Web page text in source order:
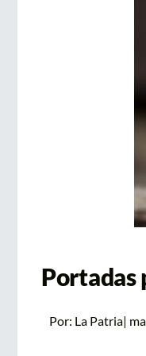
Portadas
Por: La Patria|